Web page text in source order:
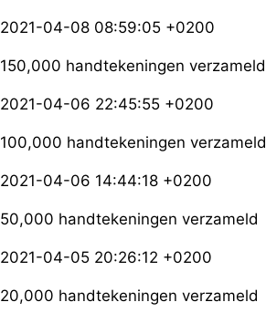
2021-04-08 08:59:05 +0200
150,000 handtekeningen verzameld
2021-04-06 22:45:55 +0200
100,000 handtekeningen verzameld
2021-04-06 14:44:18 +0200
50,000 handtekeningen verzameld
2021-04-05 20:26:12 +0200
20,000 handtekeningen verzameld